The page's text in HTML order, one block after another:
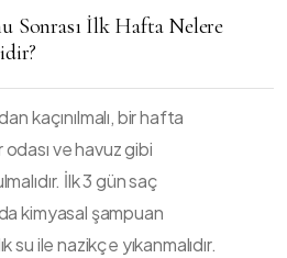
Sonrası İlk Hafta Nelere
kaçınılmalı, bir hafta
ve havuz gibi
İlk 3 gün saç
kimyasal şampuan
su ile nazikçe yıkanmalıdır.